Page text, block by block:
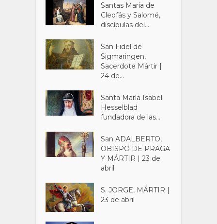
Santas María de
Cleofás y Salomé,
discípulas del...
San Fidel de
Sigmaringen,
Sacerdote Mártir |
24 de...
Santa María Isabel
Hesselblad
fundadora de las...
San ADALBERTO,
OBISPO DE PRAGA
Y MÁRTIR | 23 de
abril
S. JORGE, MÁRTIR |
23 de abril